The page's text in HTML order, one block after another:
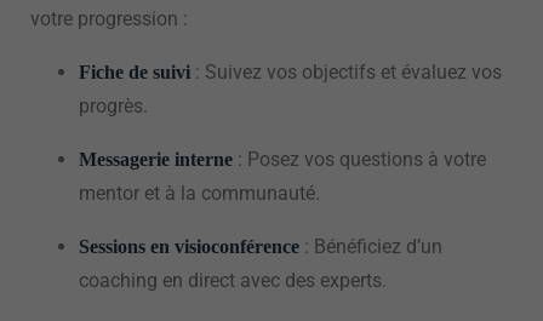
votre progression :
Fiche de suivi : Suivez vos objectifs et évaluez vos
progrès.
Messagerie interne : Posez vos questions à votre
mentor et à la communauté.
Sessions en visioconférence : Bénéficiez d’un
coaching en direct avec des experts.